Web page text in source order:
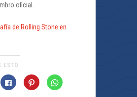
oficial.
de Rolling Stone en
ESTO:
Haz
clic
Haz
clic
Haz
clic